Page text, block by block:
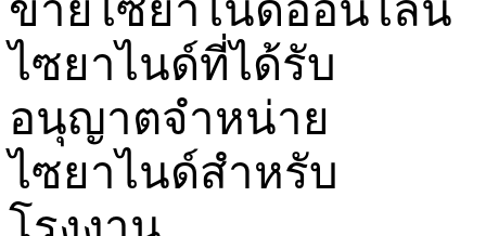
ไซยาไนด์ที่ได้รับ
อนุญาตจำหน่าย
ไซยาไนด์สำหรับ